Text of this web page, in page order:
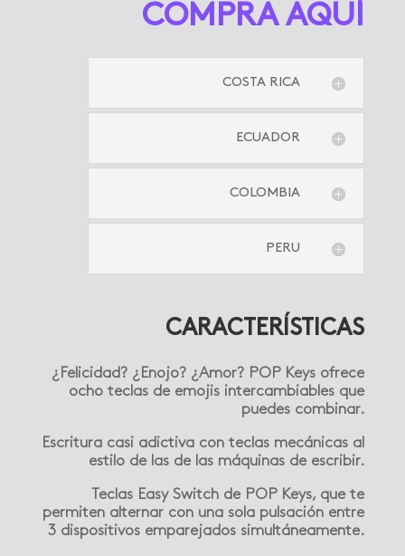
COMPRA AQUÍ
COSTA RICA
ECUADOR
COLOMBIA
PERU
CARACTERÍSTICAS
¿Felicidad? ¿Enojo? ¿Amor? POP Keys ofrece
ocho teclas de emojis intercambiables que
puedes combinar.
Escritura casi adictiva con teclas mecánicas al
estilo de las de las máquinas de escribir.
Teclas Easy Switch de POP Keys, que te
permiten alternar con una sola pulsación entre
3 dispositivos emparejados simultáneamente.